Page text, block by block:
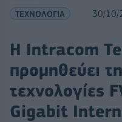
ΤΕΧΝΟΛΟΓΙΑ 30/10/
Η Intracom
προμηθεύει
τεχνολογίες
Gigabit